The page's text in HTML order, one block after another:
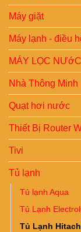
Máy giặt
Máy lạnh - điều
MÁY LỌC NƯớC
Nhà Thông Minh
Quạt hơi nước
Thiết Bị Router
Tivi
Tủ lạnh
Tủ lạnh Aqua
Tủ Lạnh
Tủ Lạnh